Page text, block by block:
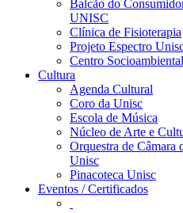
Balcão do
UNISC
Clínica de Fisioterapia
Projeto Espectro
Centro Socioambiental
Cultura
Agenda Cultural
Coro da Unisc
Escola de Música
Núcleo de Arte e
Orquestra de Câmara
Unisc
Pinacoteca Unisc
Eventos / Certificados